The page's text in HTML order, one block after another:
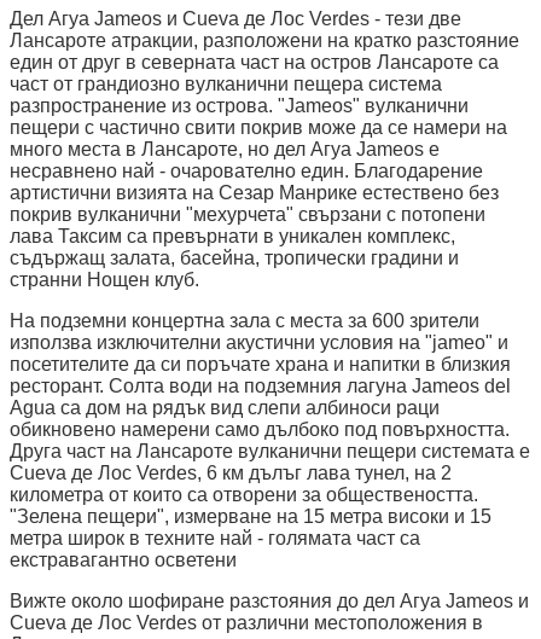
Дел Агуа Jameos и Cueva де Лос Verdes - тези две
Лансароте атракции, разположени на кратко разстояние
един от друг в северната част на остров Лансароте са
част от грандиозно вулканични пещера система
разпространение из острова. "Jameos" вулканични
пещери с частично свити покрив може да се намери на
много места в Лансароте, но дел Агуа Jameos е
несравнено най - очарователно един. Благодарение
артистични визията на Сезар Манрике естествено без
покрив вулканични "мехурчета" свързани с потопени
лава Таксим са превърнати в уникален комплекс,
съдържащ залата, басейна, тропически градини и
странни Нощен клуб.
На подземни концертна зала с места за 600 зрители
използва изключителни акустични условия на "jameo" и
посетителите да си поръчате храна и напитки в близкия
ресторант. Солта води на подземния лагуна Jameos del
Agua са дом на рядък вид слепи албиноси раци
обикновено намерени само дълбоко под повърхността.
Друга част на Лансароте вулканични пещери системата е
Cueva де Лос Verdes, 6 км дълъг лава тунел, на 2
километра от които са отворени за обществеността.
"Зелена пещери", измерване на 15 метра високи и 15
метра широк в техните най - голямата част са
екстравагантно осветени
Вижте около шофиране разстояния до дел Агуа Jameos и
Cueva де Лос Verdes от различни местоположения в